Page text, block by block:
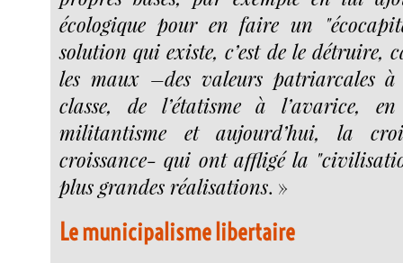
écologique pour en faire un
solution qui existe, c’est de le détruire,
les maux –des valeurs patriarcales à
classe, de l’étatisme à l’avarice,
militantisme et aujourd’hui, la
croissance- qui ont affligé la
plus grandes réalisations. »
Le municipalisme libertaire